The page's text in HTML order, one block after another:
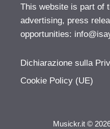
This website is part of
advertising, press
opportunities:
Dichiarazione sulla
Cookie Policy (UE)
Musickr.it ©